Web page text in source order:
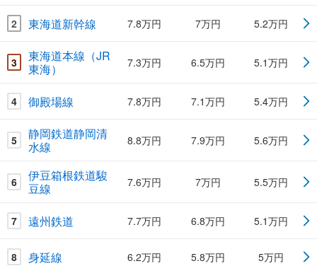
2 東海道新幹線 7.8万円 7万円 5.2万円
3
東海道本線（JR
東海）
7.3万円 6.5万円 5.1万円
4 御殿場線 7.8万円 7.1万円 5.4万円
5
静岡鉄道静岡清
水線
8.8万円 7.9万円 5.6万円
6
伊豆箱根鉄道駿
豆線
7.6万円 7万円 5.5万円
7 遠州鉄道 7.7万円 6.8万円 5.1万円
8 身延線 6.2万円 5.8万円 5万円